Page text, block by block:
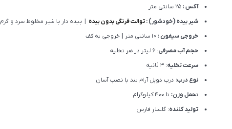
آکس :
شیر بیده (خودشور) :توالت فرنگی بدون بیده | بیده دار با شیر مخلوط سرد و گرم
خروجی سیفون :
حجم آب مصرفی: 6 لیتر در هر تخلیه
سرعت تخلیه: 3 ثانیه
نوع درب: درب دوبل آرام بند با نصب آسان
تحمل وزن: تا 400 کیلوگرام
تولید کننده: گلسار فارس